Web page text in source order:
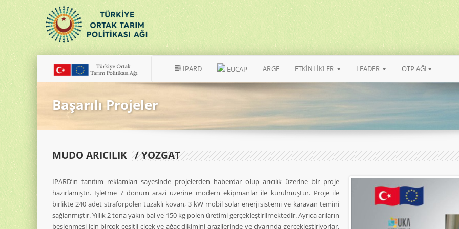
IPARD EUCAP ARGE ETKİNLİKLER LEADER OTP AĞI
Başarılı Projeler
MUDO ARICILIK / YOZGAT
IPARD’ın tanıtım reklamları sayesinde projelerden haberdar olup arıcılık üzerine bir proje
hazırlamıştır. İşletme 7 dönüm arazi üzerine modern ekipmanlar ile kurulmuştur. Proje ile
birlikte 240 adet straforpolen tuzaklı kovan, 3 kW mobil solar enerji sistemi ve karavan temini
sağlanmıştır. Yıllık 2 tona yakın bal ve 150 kg polen üretimi gerçekleştirilmektedir. Ayrıca arıların
beslenmesi için birçok çeşitli çiçek ve ağaç dikimini arazilerinde ve civarında gerçekleştiriyorlar.